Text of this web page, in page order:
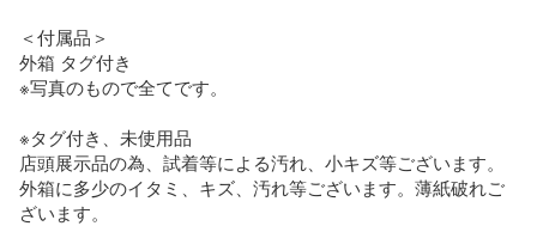
＜付属品＞
外箱 タグ付き
※写真のもので全てです。
※タグ付き、未使用品
店頭展示品の為、試着等による汚れ、小キズ等ございます。
外箱に多少のイタミ、キズ、汚れ等ございます。薄紙破れご
ざいます。